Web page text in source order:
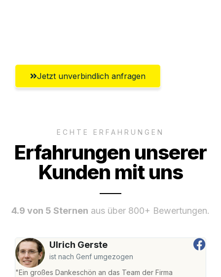
Jetzt unverbindlich anfragen
ECHTE ERFAHRUNGEN
Erfahrungen unserer
Kunden mit uns
4.9 von 5 Sternen aus über 800+ Bewertungen.
Ulrich Gerste
ist nach Genf umgezogen
"Ein großes Dankeschön an das Team der Firma